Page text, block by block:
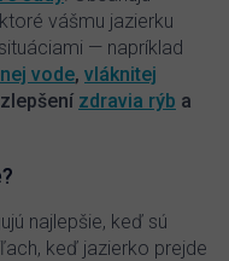
vášmu jazierku
— napríklad
vode, vláknitej
zdravia rýb a
najlepšie, keď sú
keď jazierko prejde